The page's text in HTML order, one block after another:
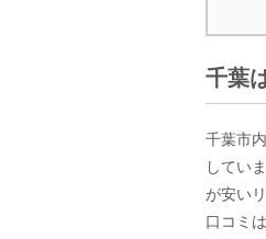
千葉
千葉市
してい
が安い
口コミ